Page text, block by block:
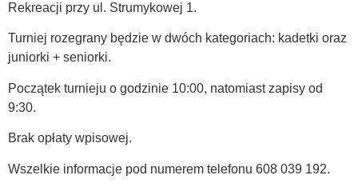
Rekreacji przy ul. Strumykowej 1.
Turniej rozegrany będzie w dwóch kategoriach: kadetki oraz
juniorki + seniorki.
Początek turnieju o godzinie 10:00, natomiast zapisy od
9:30.
Brak opłaty wpisowej.
Wszelkie informacje pod numerem telefonu 608 039 192.